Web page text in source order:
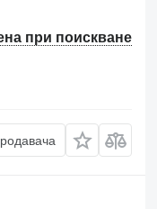
при поискване